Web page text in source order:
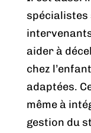
spécialistes
aider à
chez
adaptées.
même à
gestion du